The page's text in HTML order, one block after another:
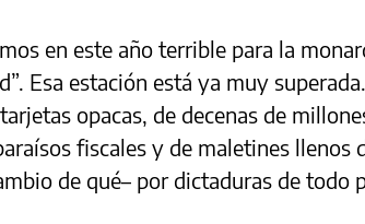
en este año terrible para la
Esa estación está ya muy
opacas, de decenas de
fiscales y de maletines llenos
de qué– por dictaduras de todo